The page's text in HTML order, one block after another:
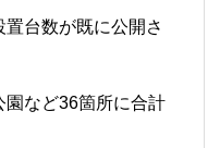
台数が既に公開さ
園など36箇所に合計